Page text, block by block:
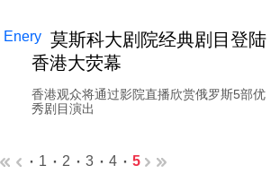
莫斯科大剧院经典剧目登陆
香港大荧幕
香港观众将通过影院直播欣赏俄罗斯5部优
秀剧目演出
1 2 3 4 5